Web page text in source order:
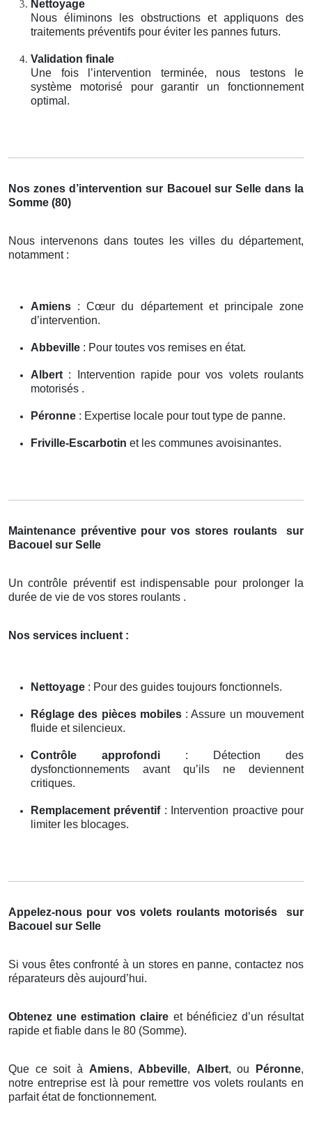
Nettoyage
Nous éliminons les obstructions et appliquons des
traitements préventifs pour éviter les pannes futurs.
Validation finale
Une fois l’intervention terminée, nous testons le
système motorisé pour garantir un fonctionnement
optimal.
Nos zones d’intervention sur Bacouel sur Selle dans la
Somme (80)
Nous intervenons dans toutes les villes du département,
notamment :
Amiens : Cœur du département et principale zone
d’intervention.
Abbeville : Pour toutes vos remises en état.
Albert : Intervention rapide pour vos volets roulants
motorisés .
Péronne : Expertise locale pour tout type de panne.
Friville-Escarbotin et les communes avoisinantes.
Maintenance préventive pour vos stores roulants
sur
Bacouel sur Selle
Un contrôle préventif est indispensable pour prolonger la
durée de vie de vos stores roulants .
Nos services incluent :
Nettoyage : Pour des guides toujours fonctionnels.
Réglage des pièces mobiles: Assure un mouvement
fluide et silencieux.
Contrôle approfondi : Détection des
dysfonctionnements avant qu’ils ne deviennent
critiques.
Remplacement préventif: Intervention proactive pour
limiter les blocages.
Appelez-nous pour vos volets roulants motorisés
sur
Bacouel sur Selle
Si vous êtes confronté à un stores en panne, contactez nos
réparateurs dès aujourd’hui.
Obtenez une estimation claire et bénéficiez d’un résultat
rapide et fiable dans le 80 (Somme).
Que ce soit à Amiens, Abbeville, Albert, ou Péronne,
notre entreprise est là pour remettre vos volets roulants en
parfait état de fonctionnement.